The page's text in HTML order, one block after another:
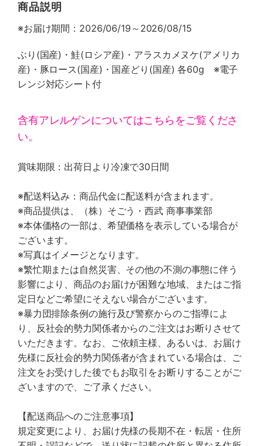
商品説明
※お届け期間：2026/06/19～2026/08/15
ぶり(国産)・鮭(ロシア産)・アラスカメヌケ(アメリカ
産)・豚ロース(国産)・国産どり(国産) 各60g ※電子
レンジ対応シート付
含有アレルゲンについてはこちらをご覧くださ
い。
賞味期限：出荷日より冷凍で30日間
※配送料込み：商品代金に配送料が含まれます。
※商品提供は、（株）そごう・西武 商事事業部
※本体価格の一部は、希望価格を表示している場合が
ございます。
※写真はイメージとなります。
※繁忙期または自然災害、その他の不測の事態に伴う
影響により、商品のお届けが困難な地域、またはご指
定日などご希望にそえない場合がございます。
※暴力団排除条例の施行及び警察からのご指導によ
り、反社会的勢力関係者からのご注文はお断りさせて
いただきます。なお、ご依頼主様、あるいは、お届け
先様に反社会的勢力関係者が含まれている場合は、ご
注文をお受けした後でもお取引をお断りすることがご
ざいますので、ご了承ください。
【配送商品へのご注意事項】
規定変更により、お届け先様の長期不在・転居・住所